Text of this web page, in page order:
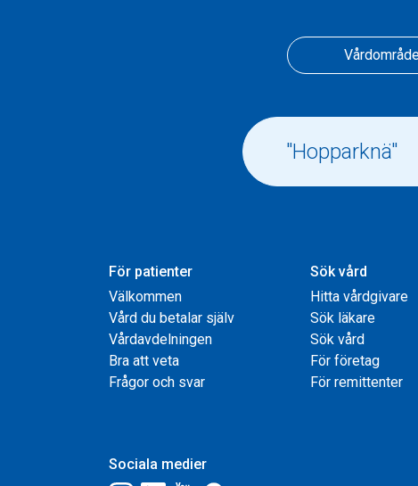
För patienter
Välkommen
Vård du betalar själv
Vårdavdelningen
Bra att veta
Frågor och svar
Sök vård
Hitta vårdgivare
Sök läkare
Sök vård
För företag
För remittenter
Sociala medier